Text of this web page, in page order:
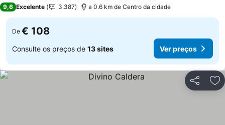
9,6 Excelente 3.387 a 0.6 km de Centro da cidade
De € 108
Consulte os preços de 13 sites Ver preços
Partilhar